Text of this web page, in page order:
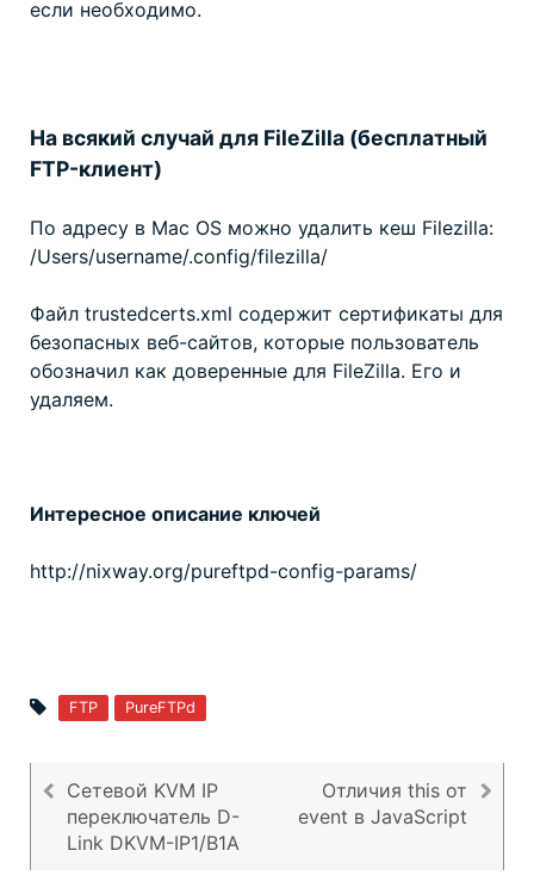
если необходимо.
На всякий случай для FileZilla (бесплатный
FTP-клиент)
По адресу в Mac OS можно удалить кеш Filezilla:
/Users/username/.config/filezilla/
Файл trustedcerts.xml содержит сертификаты для
безопасных веб-сайтов, которые пользователь
обозначил как доверенные для FileZilla. Его и
удаляем.
Интересное описание ключей
http://nixway.org/pureftpd-config-params/
FTP PureFTPd
Навигация
Сетевой KVM IP
переключатель D-
Link DKVM-IP1/B1A
Отличия this от
event в JavaScript